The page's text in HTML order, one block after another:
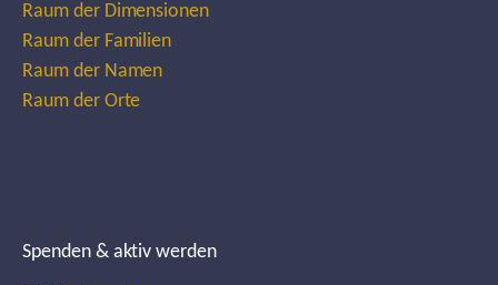
Raum der Dimensionen
Raum der Familien
Raum der Namen
Raum der Orte
Spenden & aktiv werden